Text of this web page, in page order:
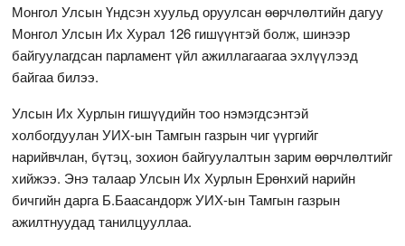
Монгол Улсын Үндсэн хуульд оруулсан өөрчлөлтийн дагуу
Монгол Улсын Их Хурал 126 гишүүнтэй болж, шинээр
байгуулагдсан парламент үйл ажиллагаагаа эхлүүлээд
байгаа билээ.
Улсын Их Хурлын гишүүдийн тоо нэмэгдсэнтэй
холбогдуулан УИХ-ын Тамгын газрын чиг үүргийг
нарийвчлан, бүтэц, зохион байгуулалтын зарим өөрчлөлтийг
хийжээ. Энэ талаар Улсын Их Хурлын Ерөнхий нарийн
бичгийн дарга Б.Баасандорж УИХ-ын Тамгын газрын
ажилтнуудад танилцууллаа.